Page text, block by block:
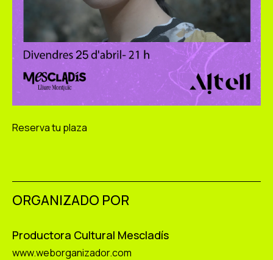
Reserva tu plaza
ORGANIZADO POR
Productora Cultural Mescladís
www.weborganizador.com